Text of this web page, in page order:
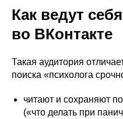
Как ведут
во ВКонтакте
Такая аудитория
поиска «психолога
читают и сохраняют
(«что делать при